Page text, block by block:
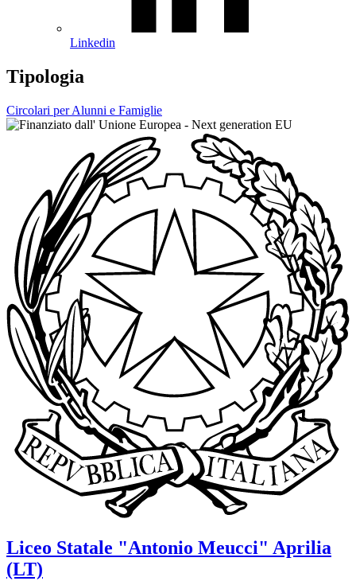
Linkedin
Tipologia
Circolari per Alunni e Famiglie
Liceo Statale "Antonio Meucci" Aprilia
(LT)